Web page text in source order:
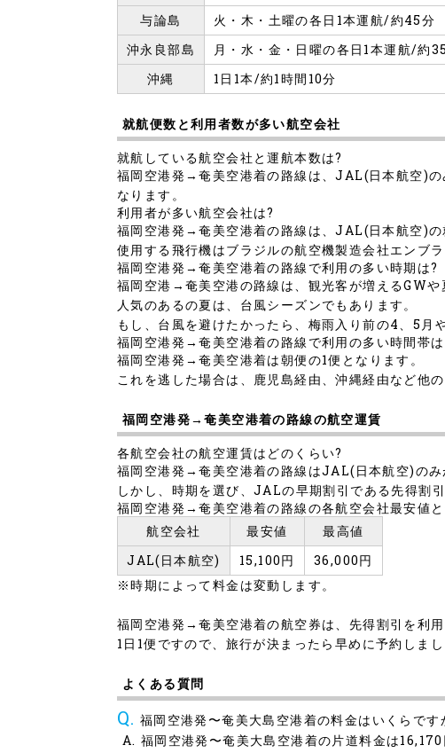
与論島
火・木・土曜の各日1本運航/約45分
沖永良部島
月・水・金・日曜の各日1本運航/約
沖縄
1日1本/約1時間10分
就航便数と利用者数が多い航空会社
就航している航空会社と運航本数は?
福岡空港発→奄美空港着の路線は、JAL(日本航空)の
なります。
利用者が多い航空会社は?
福岡空港発→奄美空港着の路線は、JAL(日本航空)
使用する飛行機はブラジルの航空機製造会社エンブ
福岡空港発→奄美空港着の路線で利用の多い時期は?
福岡空港→奄美空港の路線は、観光客が増えるGWや
人気のあるの夏は、台風シーズンでもあります。
もし、台風を避けたかったら、梅雨入り前の4、5月
福岡空港発→奄美空港着の路線で利用の多い時間帯
福岡空港発→奄美空港着は朝便の1便となります。
これを逃した場合は、鹿児島経由、沖縄経由など他
福岡空港発→奄美空港着の路線の航空運賃
各航空会社の航空運賃はどのくらい?
福岡空港発→奄美空港着の路線はJAL(日本航空)のみ
しかし、時期を選び、JALの早期割引である先得割
福岡空港発→奄美空港着の路線の各航空会社最安値
航空会社
最安値
最高値
JAL(日本航空)
15,100円
36,000円
※時期によって料金は変動します。
福岡空港発→奄美空港着の航空券は、先得割引を利
1日1便ですので、旅行が決まったら早めに予約しまし
よくある質問
福岡空港発〜奄美大島空港着の料金はいくらです
福岡空港発〜奄美大島空港着の片道料金は